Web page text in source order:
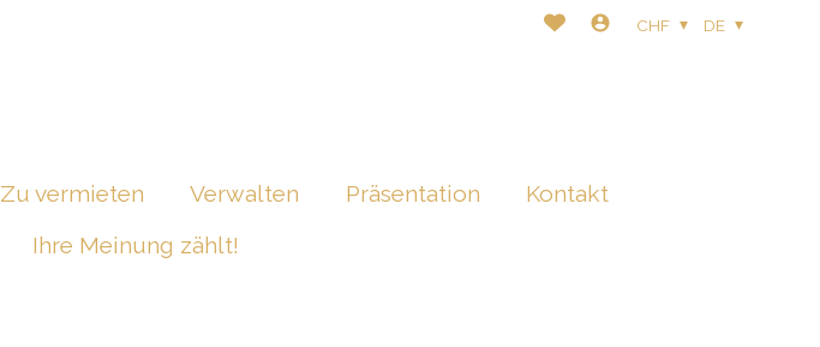
Zu vermieten Verwalten Präsentation
Kontakt
Ihre Meinung zählt!
CHF DE